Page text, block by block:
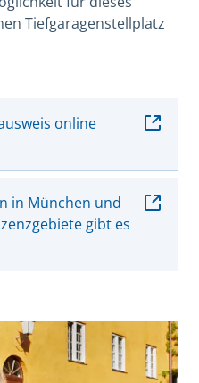
Tiefgaragenstellplatz
online
in München und
gibt es